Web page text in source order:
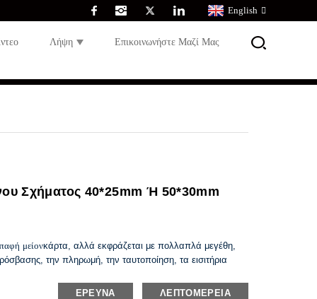
English
Λήψη Επικοινωνήστε Μαζί Μας
Σχήματος 40*25mm Ή 50*30mm
μείονκάρτα, αλλά εκφράζεται με πολλαπλά μεγέθη,
την πληρωμή, την ταυτοποίηση, τα εισιτήρια
ΈΡΕΥΝΑ
ΛΕΠΤΟΜΈΡΕΙΑ